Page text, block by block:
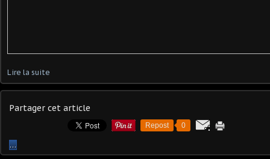
Lire la suite
Partager cet article
Repost 0
…